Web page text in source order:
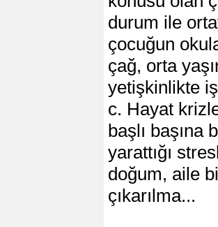
durum ile
çocuğun
çağ, orta
yetişkinlikte
c. Hayat
başlı başına
yarattığı
doğum, aile
çıkarılma...